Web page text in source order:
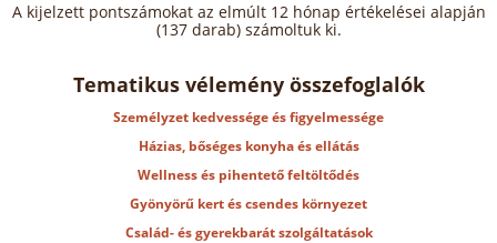
A kijelzett pontszámokat az elmúlt 12 hónap értékelései alapján
(137 darab) számoltuk ki.
Tematikus vélemény összefoglalók
Személyzet kedvessége és figyelmessége
Házias, bőséges konyha és ellátás
Wellness és pihentető feltöltődés
Gyönyörű kert és csendes környezet
Család- és gyerekbarát szolgáltatások